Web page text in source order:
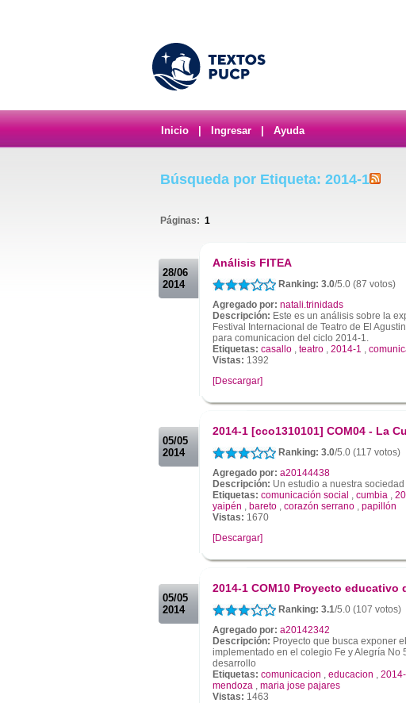
Inicio Ingresar Ayuda
Búsqueda por Etiqueta: 2014-1
Páginas: 1
28/06
2014
Análisis FITEA
Ranking: 3.0/5.0 (87 votos)
Agregado por: natali.trinidads
Descripción: Este es un análisis sobre la
Festival Internacional de Teatro de El
para comunicacion del ciclo 2014-1.
Etiquetas: casallo , teatro , 2014-1 ,
Vistas: 1392
[Descargar]
05/05
2014
2014-1 [cco1310101] COM04 - La
Ranking: 3.0/5.0 (117 votos)
Agregado por: a20144438
Descripción: Un estudio a nuestra
Etiquetas: comunicación social , cumbia ,
yaipén , bareto , corazón serrano , papillón
Vistas: 1670
[Descargar]
05/05
2014
2014-1 COM10 Proyecto educativo
Ranking: 3.1/5.0 (107 votos)
Agregado por: a20142342
Descripción: Proyecto que busca exponer
implementado en el colegio Fe y Alegría No
desarrollo
Etiquetas: comunicacion , educacion ,
mendoza , maria jose pajares
Vistas: 1463